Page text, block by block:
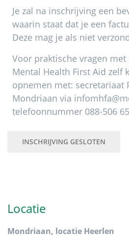
Je zal na inschrijving een
waarin staat dat je een
Deze mag je als niet
Voor praktische vragen
Mental Health First Aid zelf
opnemen met: secretariaat
Mondriaan via
telefoonnummer 088-506
INSCHRIJVING GESLOTEN
Locatie
Mondriaan, locatie Heerlen